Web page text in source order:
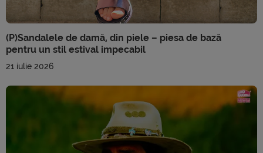
(P)Sandalele de damă, din piele – piesa de bază
pentru un stil estival impecabil
21 iulie 2026